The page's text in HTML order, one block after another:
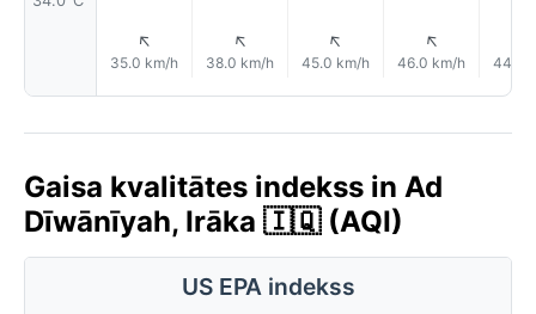
↑
35.0 km/h
↑
38.0 km/h
↑
45.0 km/h
↑
46.0 km/h 44.0
Gaisa kvalitātes indekss in Ad
Dīwānīyah, Irāka 🇮🇶 (AQI)
US EPA indekss